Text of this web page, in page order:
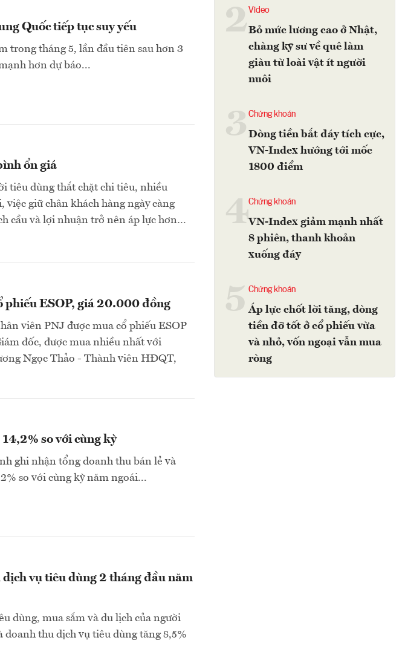
Quốc tiếp tục suy yếu
trong tháng 5, lần đầu tiên sau hơn 3
hơn dự báo...
ổn giá
tiêu dùng thắt chặt chi tiêu, nhiều
giữ chân khách hàng ngày càng
cầu và lợi nhuận trở nên áp lực hơn…
phiếu ESOP, giá 20.000 đồng
viên PNJ được mua cổ phiếu ESOP
đốc, được mua nhiều nhất với
Ngọc Thảo - Thành viên HĐQT,
so với cùng kỳ
ghi nhận tổng doanh thu bán lẻ và
so với cùng kỳ năm ngoái...
vụ tiêu dùng 2 tháng đầu năm
dùng, mua sắm và du lịch của người
doanh thu dịch vụ tiêu dùng tăng 8,5%
2Video
Bỏ mức lương cao ở Nhật,
chàng kỹ sư về quê làm
giàu từ loài vật ít người
nuôi
Chứng khoán
Dòng tiền bắt đáy tích cực,
VN-Index hướng tới mốc
1800 điểm
4Chứng khoán
VN-Index giảm mạnh nhất
8 phiên, thanh khoản
xuống đáy
Chứng khoán
Áp lực chốt lời tăng, dòng
tiền đỡ tốt ở cổ phiếu vừa
và nhỏ, vốn ngoại vẫn mua
ròng